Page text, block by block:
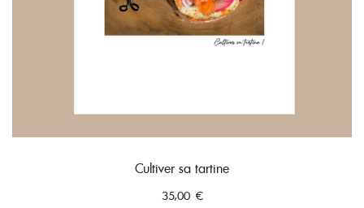
Cultiver sa tartine
35,00 €